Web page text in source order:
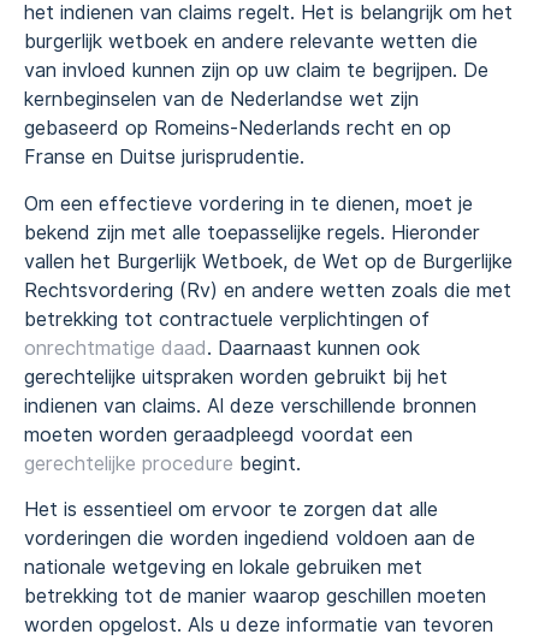
het indienen van claims regelt. Het is belangrijk om het
burgerlijk wetboek en andere relevante wetten die
van invloed kunnen zijn op uw claim te begrijpen. De
kernbeginselen van de Nederlandse wet zijn
gebaseerd op Romeins-Nederlands recht en op
Franse en Duitse jurisprudentie.
Om een effectieve vordering in te dienen, moet je
bekend zijn met alle toepasselijke regels. Hieronder
vallen het Burgerlijk Wetboek, de Wet op de Burgerlijke
Rechtsvordering (Rv) en andere wetten zoals die met
betrekking tot contractuele verplichtingen of
onrechtmatige daad. Daarnaast kunnen ook
gerechtelijke uitspraken worden gebruikt bij het
indienen van claims. Al deze verschillende bronnen
moeten worden geraadpleegd voordat een
gerechtelijke procedure begint.
Het is essentieel om ervoor te zorgen dat alle
vorderingen die worden ingediend voldoen aan de
nationale wetgeving en lokale gebruiken met
betrekking tot de manier waarop geschillen moeten
worden opgelost. Als u deze informatie van tevoren